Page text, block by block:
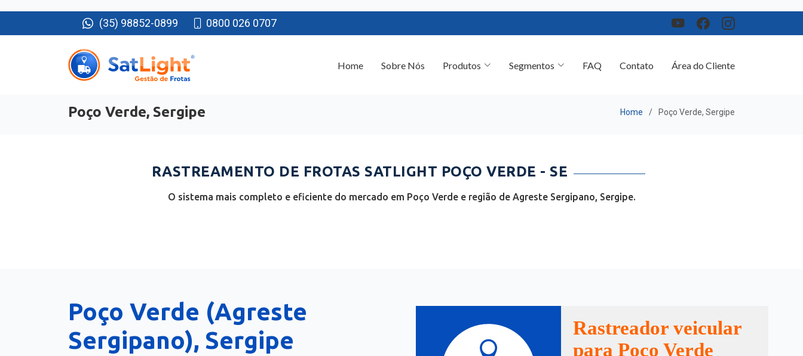
(35) 98852-0899 0800 026 0707
Poço Verde, Sergipe
RASTREAMENTO DE FROTAS SATLIGHT POÇO VERDE - SE
O sistema mais completo e eficiente do mercado em Poço Verde e região de Agreste Sergipano, Sergipe.
Poço Verde (Agreste
Sergipano), Sergipe
Rastreador veicular
para Poço Verde